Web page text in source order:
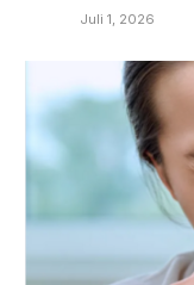
Juli 1, 2026